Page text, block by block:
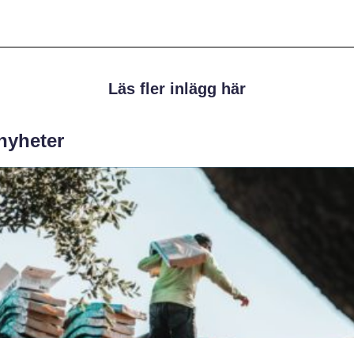
Läs fler inlägg här